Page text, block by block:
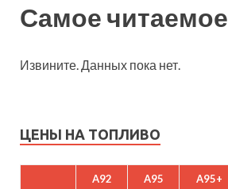
Самое читаемое
Извините. Данных пока нет.
ЦЕНЫ НА ТОПЛИВО
A92 A95 A95+